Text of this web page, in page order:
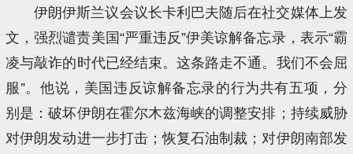
伊朗伊斯兰议会议长卡利巴夫随后在社交媒体上发
文，强烈谴责美国“严重违反”伊美谅解备忘录，表示“霸
凌与敲诈的时代已经结束。这条路走不通。我们不会屈
服”。他说，美国违反谅解备忘录的行为共有五项，分
别是：破坏伊朗在霍尔木兹海峡的调整安排；持续威胁
对伊朗发动进一步打击；恢复石油制裁；对伊朗南部发